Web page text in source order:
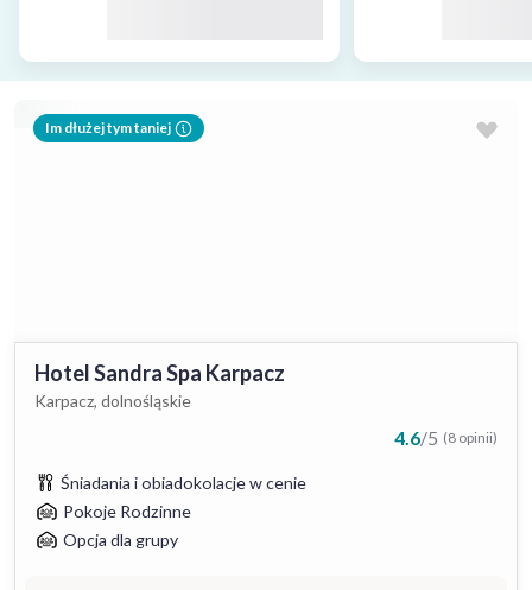
Im dłużej tym taniej
Hotel Sandra Spa Karpacz
Karpacz, dolnośląskie
4.6/5 (8 opinii)
Śniadania i obiadokolacje w cenie
Pokoje Rodzinne
Opcja dla grupy